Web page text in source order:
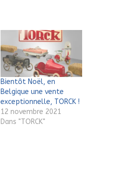
Bientôt Noël, en
Belgique une vente
exceptionnelle, TORCK !
12 novembre 2021
Dans "TORCK"